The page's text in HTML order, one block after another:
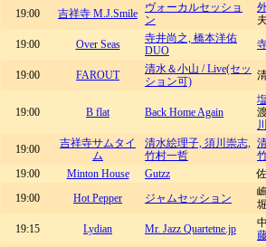
19:00 吉祥寺 M.J.Smile
ヴォーカルセッショ
ン
19:00
Over Seas
寺井尚之, 橋本洋佑
DUO
19:00 FAROUT
清水＆小山 / Live(セッ
ション可)
19:00 B flat Back Home Again
19:00
吉祥寺サムタイ
ム
清水絵理子, 須川崇志,
竹村一哲
19:00
Minton House Gutzz
19:00
Hot Pepper ジャムセッション
19:15
Lydian Mr. Jazz Quartetne.jp